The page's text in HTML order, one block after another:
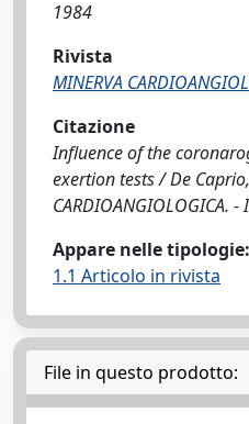
1984
Rivista
MINERVA
Citazione
Influence of the
exertion tests / De
CARDIOANGIOLOGICA.
Appare nelle tipologie:
1.1 Articolo in rivista
File in questo prodotto: